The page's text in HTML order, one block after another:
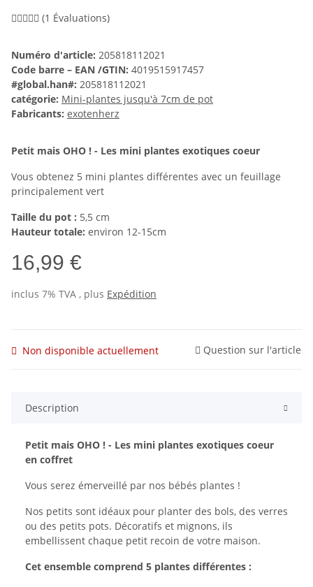
(1 Évaluations)
Numéro d'article: 205818112021
Code barre – EAN /GTIN: 4019515917457
#global.han#: 205818112021
catégorie: Mini-plantes jusqu'à 7cm de pot
Fabricants: exotenherz
Petit mais OHO ! - Les mini plantes exotiques coeur
Vous obtenez 5 mini plantes différentes avec un feuillage
principalement vert
Taille du pot : 5,5 cm
Hauteur totale: environ 12-15cm
16,99 €
inclus 7% TVA , plus Expédition
Non disponible actuellement Question sur l'article
Description
Petit mais OHO ! - Les mini plantes exotiques coeur
en coffret
Vous serez émerveillé par nos bébés plantes !
Nos petits sont idéaux pour planter des bols, des verres
ou des petits pots. Décoratifs et mignons, ils
embellissent chaque petit recoin de votre maison.
Cet ensemble comprend 5 plantes différentes :